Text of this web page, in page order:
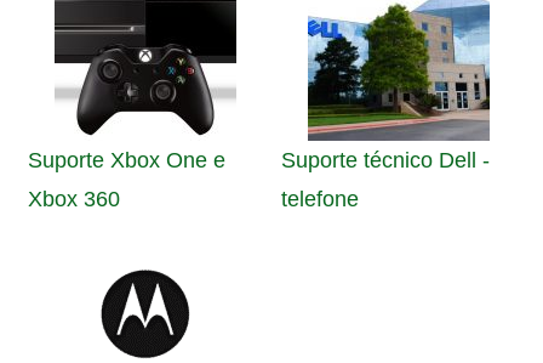
Suporte Xbox One e
Xbox 360
Suporte técnico Dell -
telefone